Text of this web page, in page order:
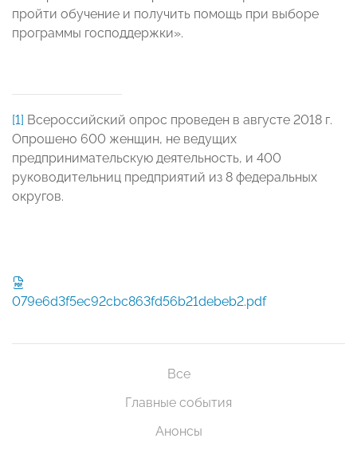
пройти обучение и получить помощь при выборе
программы господдержки».
[1] Всероссийский опрос проведен в августе 2018 г.
Опрошено 600 женщин, не ведущих
предпринимательскую деятельность, и 400
руководительниц предприятий из 8 федеральных
округов.
079e6d3f5ec92cbc863fd56b21debeb2.pdf
Все
Главные события
Анонсы